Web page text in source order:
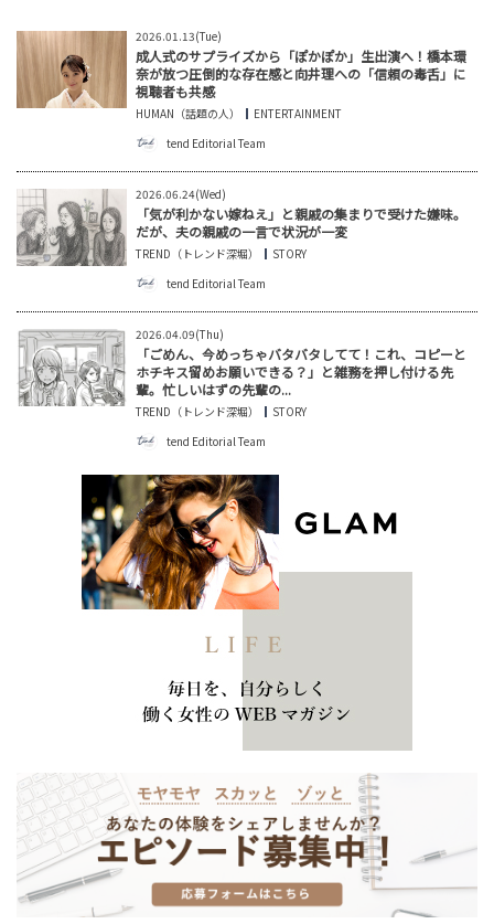
2026.01.13(Tue)
成人式のサプライズから「ぽかぽか」生出演へ！橋本環
奈が放つ圧倒的な存在感と向井理への「信頼の毒舌」に
視聴者も共感
HUMAN（話題の人）
ENTERTAINMENT
tend Editorial Team
2026.06.24(Wed)
「気が利かない嫁ねえ」と親戚の集まりで受けた嫌味。
だが、夫の親戚の一言で状況が一変
TREND（トレンド深堀）
STORY
tend Editorial Team
2026.04.09(Thu)
「ごめん、今めっちゃバタバタしてて！これ、コピーと
ホチキス留めお願いできる？」と雑務を押し付ける先
輩。忙しいはずの先輩の...
TREND（トレンド深堀）
STORY
tend Editorial Team